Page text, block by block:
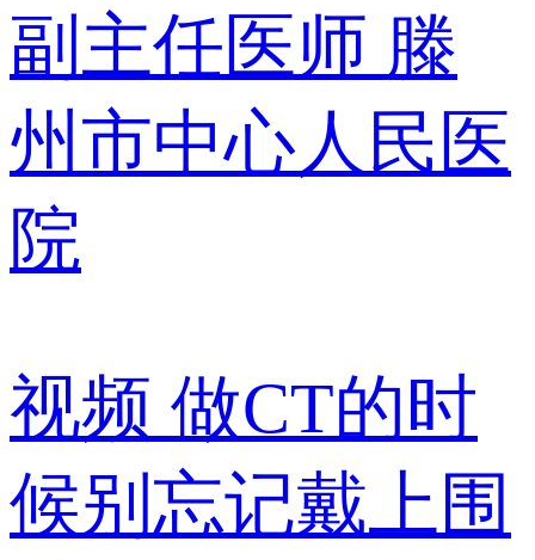
副主任医师 滕
州市中心人民医
院
视频 做CT的时
候别忘记戴上围